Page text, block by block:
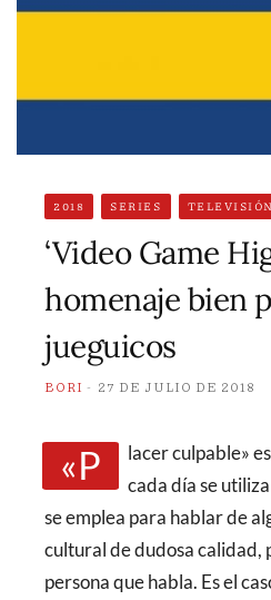
2018 SERIES TELEVISIÓN
‘Video Game
homenaje bien
jueguicos
BORI 27 DE JULIO DE 2018
«Placer culpable» es una expresión que
cada día se
se emplea para hablar de
cultural de dudosa calidad,
persona que habla. Es el